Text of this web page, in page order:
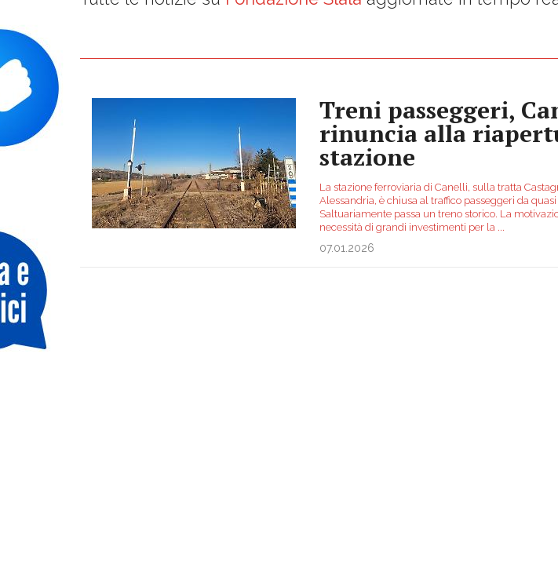
Treni passeggeri,
rinuncia alla
stazione
La stazione ferroviaria di Canelli, sulla tratta
Alessandria, è chiusa al traffico passeggeri da quasi
Saltuariamente passa un treno storico. La
necessità di grandi investimenti per la
07.01.2026